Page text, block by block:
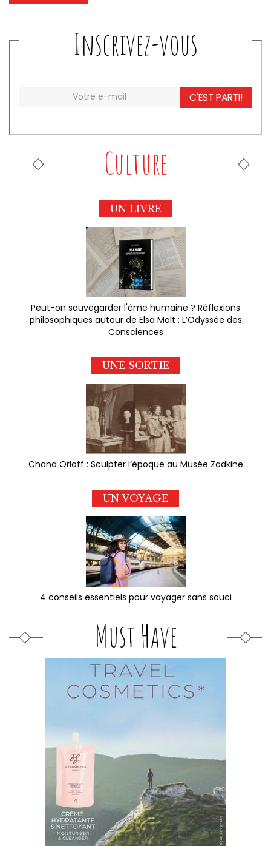
Inscrivez-vous
C'EST PARTI!
Culture
UN LIVRE
Peut-on sauvegarder l'âme humaine ? Réflexions
philosophiques autour de Elsa Malt : L’Odyssée des
Consciences
UNE SORTIE
Chana Orloff : Sculpter l’époque au Musée Zadkine
UN VOYAGE
4 conseils essentiels pour voyager sans souci
Must Have